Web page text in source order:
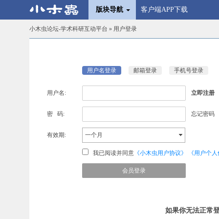
版块导航 客户端APP下载
小木虫论坛-学术科研互动平台 » 用户登录
用户名登录 邮箱登录 手机号登录
用户名: 立即注册
密 码: 忘记密码
有效期: 一个月
我已阅读并同意《小木虫用户协议》 《用户个
如果你无法正常